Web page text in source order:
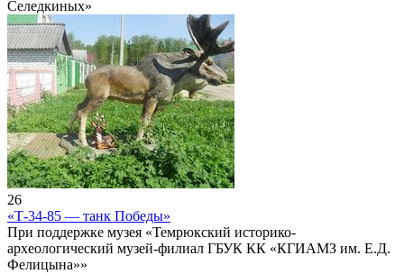
Селедкиных»
26
«Т-34-85 — танк Победы»
При поддержке музея «Темрюкский историко-
археологический музей-филиал ГБУК КК «КГИАМЗ им. Е.Д.
Фелицына»»